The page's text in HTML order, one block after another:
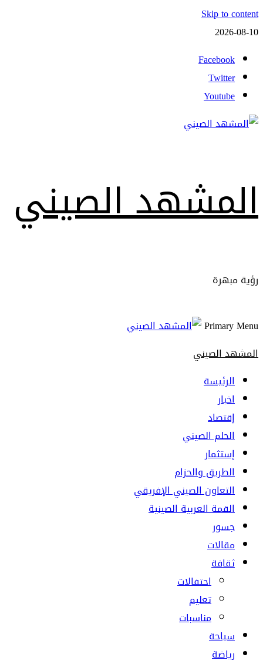
Skip to content
2026-08-10
Facebook
Twitter
Youtube
المشهد الصيني
رؤية مبهرة
Primary Menu
المشهد الصيني
الرئيسة
اخبار
إقتصاد
الحلم الصيني
إستثمار
الطريق والحزام
التعاون الصيني الإفريقي
القمة العربية الصينية
جسور
مقالات
ثقافة
احتفالات
تعليم
مناسبات
سياحة
رياضة